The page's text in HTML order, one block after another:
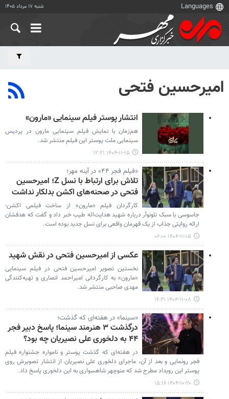
شنبه ۱۷ مرداد ۱۴۰۵
امیرحسین فتحی
انتشار پوستر فیلم سینمایی «مارون»
هم‌زمان با نمایش فیلم سینمایی مارون در پردیس
سینمایی ملت پوستر این فیلم منتشر شد.
۱۴۰۴-۱۱-۱۵ ۱۲:۲۱
«فیلم فجر ۴۴» در آینه مهر؛
تلاش برای ارتباط با نسل Z؛ امیرحسین
فتحی در صحنه‌های اکشن بدلکار نداشت
کارگردان فیلم «مارون» از ساخت فیلمی اکشن-
جاسوسی با سبک نئونوآر درباره شهید هدایت‌اله طیب خبر داد و گفت که هدفشان
ارائه روایتی جذاب از یک قهرمان واقعی برای نسل جدید بوده است.
۱۴۰۴-۱۱-۱۵ ۰۶:۰۰
عکسی از امیرحسین فتحی در نقش شهید
نخستین تصویر امیرحسین فتحی در فیلم سینمایی
«مارون» به کارگردانی امیراحمد انصاری و تهیه‌کنندگی
مهدی صاحبی منتشر شد.
۱۴۰۴-۱۱-۰۸ ۱۶:۲۱
«سینما» در هفته‌ای که گذشت؛
درگذشت ۳ هنرمند سینما؛ پاسخ دبیر فجر
۴۴ به دلخوری علی نصیریان چه بود؟
در هفته‌ای که گذشت پوستر و نامواره جشنواره فیلم
فجر رونمایی و بعد از آن، ماجرای دلخوری علی نصیریان از انتشار تصویرش روی
پوستر این رویداد مطرح شد که منوچهر شاهسواری به این دلخوری پاسخ داد.
۱۴۰۴-۱۰-۲۰ ۱۵:۱۶